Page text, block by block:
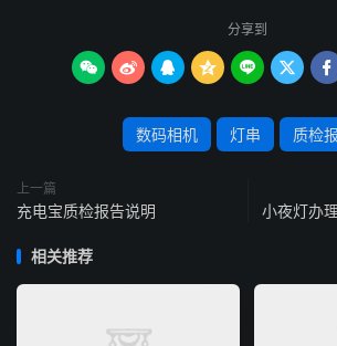
分享到
      
数码相机 灯串 质检
上一篇
充电宝质检报告说明 小夜灯办
相关推荐